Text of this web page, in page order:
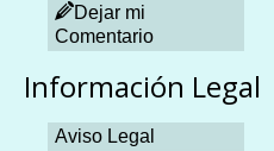
Dejar mi
Comentario
Información Legal
Aviso Legal